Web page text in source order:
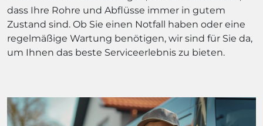
dass Ihre Rohre und Abflüsse immer in gutem
Zustand sind. Ob Sie einen Notfall haben oder eine
regelmäßige Wartung benötigen, wir sind für Sie da,
um Ihnen das beste Serviceerlebnis zu bieten.